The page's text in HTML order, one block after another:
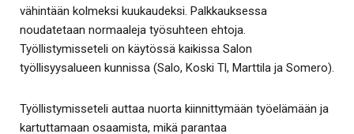
vähintään kolmeksi kuukaudeksi. Palkkauksessa
noudatetaan normaaleja työsuhteen ehtoja.
Työllistymisseteli on käytössä kaikissa Salon
työllisyysalueen kunnissa (Salo, Koski Tl, Marttila ja Somero).
Työllistymisseteli auttaa nuorta kiinnittymään työelämään ja
kartuttamaan osaamista, mikä parantaa